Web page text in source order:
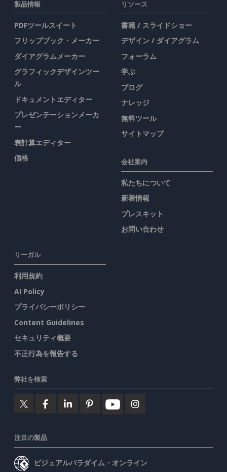
製品情報
PDFツールスイート
フリップブック・メーカー
ダイアグラムメーカー
グラフィックデザインツー
ル
ドキュメントエディター
プレゼンテーションメーカ
ー
表計算エディター
価格
リソース
書籍 / スライドショー
デザイン / ダイアグラム
フォーラム
学ぶ
ブログ
ナレッジ
無料ツール
サイトマップ
会社案内
私たちについて
新着情報
プレスキット
お問い合わせ
リーガル
利用規約
AI Policy
プライバシーポリシー
Content Guidelines
セキュリティ概要
不正行為を報告する
弊社を検索
注目の製品
ビジュアルパラダイム・オンライン